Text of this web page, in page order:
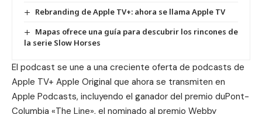
Rebranding de Apple TV+: ahora se llama Apple TV
Mapas ofrece una guía para descubrir los rincones de
la serie Slow Horses
El podcast se une a una creciente oferta de podcasts de
Apple TV+ Apple Original que ahora se transmiten en
Apple Podcasts, incluyendo el ganador del premio duPont-
Columbia «The Line», el nominado al premio Webby